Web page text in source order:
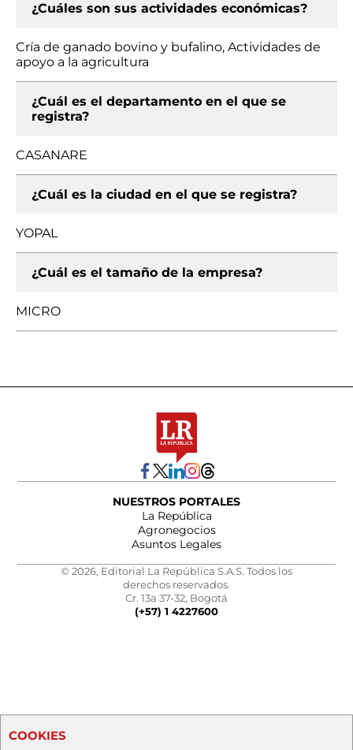
¿Cuáles son sus actividades económicas?
Cría de ganado bovino y bufalino, Actividades de
apoyo a la agricultura
¿Cuál es el departamento en el que se
registra?
CASANARE
¿Cuál es la ciudad en el que se registra?
YOPAL
¿Cuál es el tamaño de la empresa?
MICRO
NUESTROS PORTALES
La República
Agronegocios
Asuntos Legales
© 2026, Editorial La República S.A.S. Todos los
derechos reservados.
Cr. 13a 37-32, Bogotá
(+57) 1 4227600
COOKIES